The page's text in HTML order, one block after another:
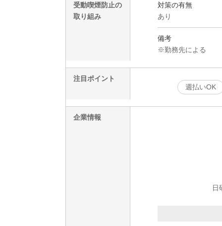
受動喫煙防止の
取り組み
対策の有無
あり
備考
※勤務先による
注目ポイント
週払いOK
企業情報
日